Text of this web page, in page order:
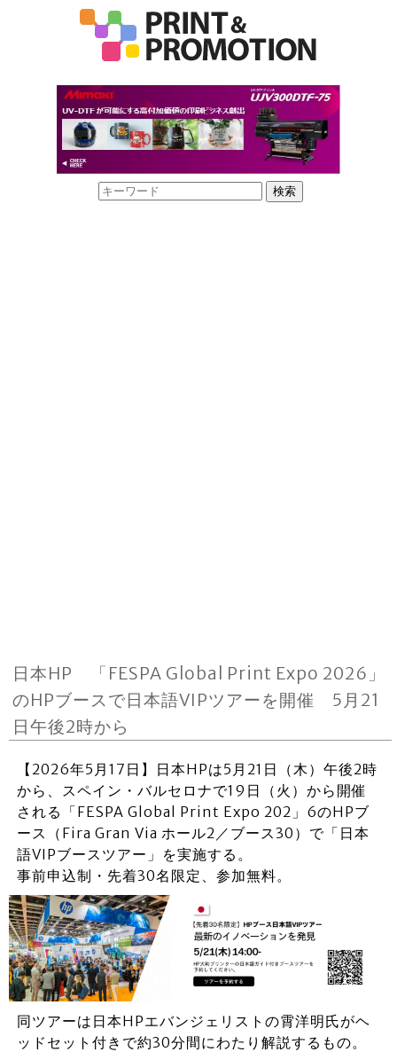
日本HP 「FESPA Global Print Expo 2026」
のHPブースで日本語VIPツアーを開催 5月21
日午後2時から
【2026年5月17日】日本HPは5月21日（木）午後2時
から、スペイン・バルセロナで19日（火）から開催
される「FESPA Global Print Expo 202」6のHPブ
ース（Fira Gran Via ホール2／ブース30）で「日本
語VIPブースツアー」を実施する。
事前申込制・先着30名限定、参加無料。
同ツアーは日本HPエバンジェリストの霄洋明氏がヘ
ッドセット付きで約30分間にわたり解説するもの。